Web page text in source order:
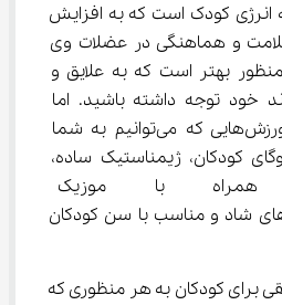
انرژی کودک است که به افزایش
و هماهنگی در عضلات وی
منظور بهتر است که به علایق و
خود توجه داشته باشید. اما
فعالیت‌های مناسب و ورزش‌هایی که می‌توانیم به شما
کودکان، ژیمناستیک ساده،
همراه با موزیک
با موسیقی‌های شاد و مناسب با سن کودکان
برای کودکان به هر منظوری که